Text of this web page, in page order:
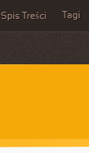
Spis Treści Tagi